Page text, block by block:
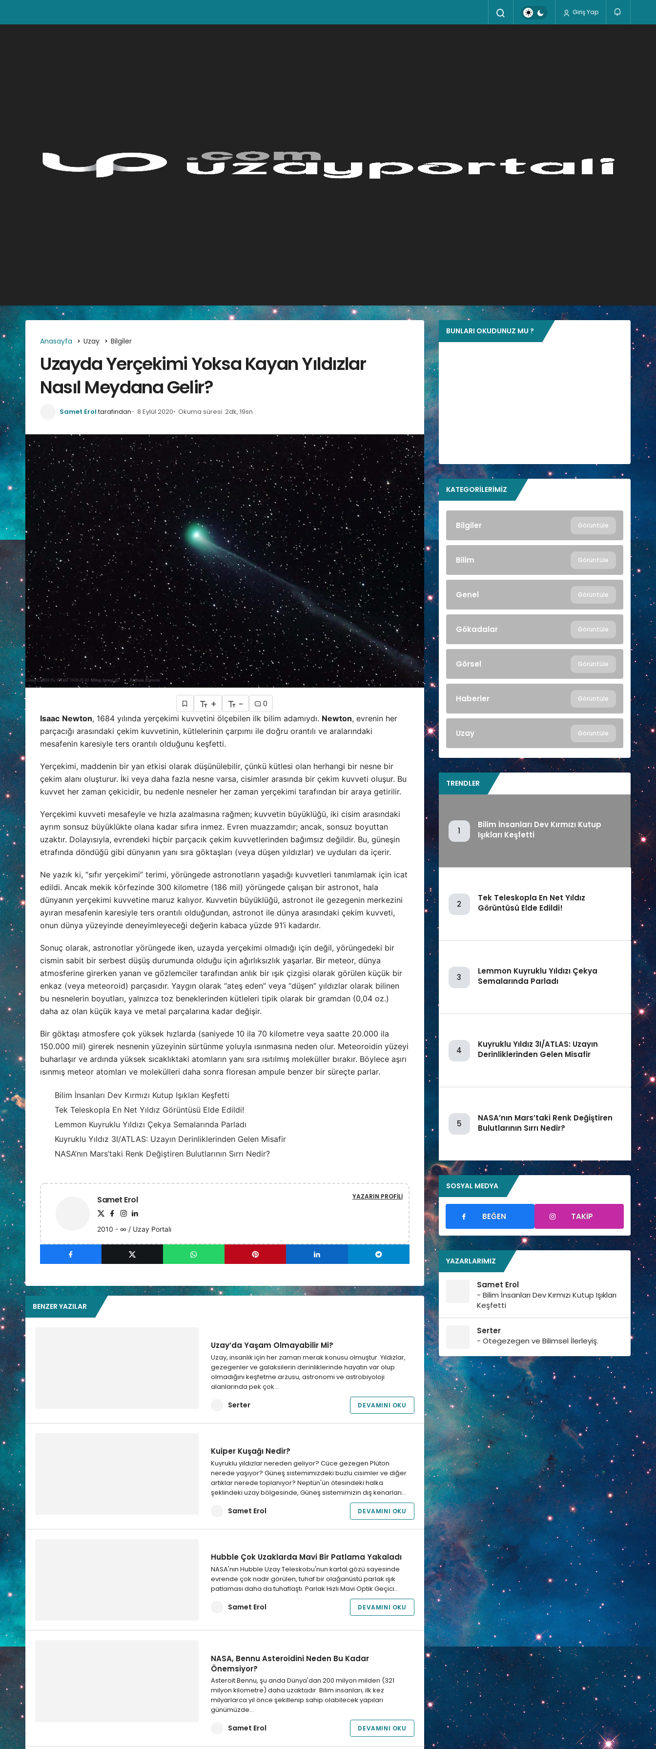
Giriş Yap
Anasayfa Uzay Bilgiler
Uzayda Yerçekimi Yoksa Kayan Yıldızlar
Nasıl Meydana Gelir?
Samet Erol tarafından 8 Eylül 2020 Okuma süresi: 2dk, 19sn
+ -
0
Isaac Newton, 1684 yılında yerçekimi kuvvetini ölçebilen ilk bilim adamıydı. Newton, evrenin her
parçacığı arasındaki çekim kuvvetinin, kütlelerinin çarpımı ile doğru orantılı ve aralarındaki
mesafenin karesiyle ters orantılı olduğunu keşfetti.
Yerçekimi, maddenin bir yan etkisi olarak düşünülebilir, çünkü kütlesi olan herhangi bir nesne bir
çekim alanı oluşturur. İki veya daha fazla nesne varsa, cisimler arasında bir çekim kuvveti oluşur. Bu
kuvvet her zaman çekicidir, bu nedenle nesneler her zaman yerçekimi tarafından bir araya getirilir.
Yerçekimi kuvveti mesafeyle ve hızla azalmasına rağmen; kuvvetin büyüklüğü, iki cisim arasındaki
ayrım sonsuz büyüklükte olana kadar sıfıra inmez. Evren muazzamdır; ancak, sonsuz boyuttan
uzaktır. Dolayısıyla, evrendeki hiçbir parçacık çekim kuvvetlerinden bağımsız değildir. Bu, güneşin
etrafında döndüğü gibi dünyanın yanı sıra göktaşları (veya düşen yıldızlar) ve uyduları da içerir.
Ne yazık ki, “sıfır yerçekimi” terimi, yörüngede astronotların yaşadığı kuvvetleri tanımlamak için icat
edildi. Ancak mekik körfezinde 300 kilometre (186 mil) yörüngede çalışan bir astronot, hala
dünyanın yerçekimi kuvvetine maruz kalıyor. Kuvvetin büyüklüğü, astronot ile gezegenin merkezini
ayıran mesafenin karesiyle ters orantılı olduğundan, astronot ile dünya arasındaki çekim kuvveti,
onun dünya yüzeyinde deneyimleyeceği değerin kabaca yüzde 91’i kadardır.
Sonuç olarak, astronotlar yörüngede iken, uzayda yerçekimi olmadığı için değil, yörüngedeki bir
cismin sabit bir serbest düşüş durumunda olduğu için ağırlıksızlık yaşarlar. Bir meteor, dünya
atmosferine girerken yanan ve gözlemciler tarafından anlık bir ışık çizgisi olarak görülen küçük bir
enkaz (veya meteoroid) parçasıdır. Yaygın olarak “ateş eden” veya “düşen” yıldızlar olarak bilinen
bu nesnelerin boyutları, yalnızca toz beneklerinden kütleleri tipik olarak bir gramdan (0,04 oz.)
daha az olan küçük kaya ve metal parçalarına kadar değişir.
Bir göktaşı atmosfere çok yüksek hızlarda (saniyede 10 ila 70 kilometre veya saatte 20.000 ila
150.000 mil) girerek nesnenin yüzeyinin sürtünme yoluyla ısınmasına neden olur. Meteoroidin yüzeyi
buharlaşır ve ardında yüksek sıcaklıktaki atomların yanı sıra ısıtılmış moleküller bırakır. Böylece aşırı
ısınmış meteor atomları ve molekülleri daha sonra floresan ampule benzer bir süreçte parlar.
Bilim İnsanları Dev Kırmızı Kutup Işıkları Keşfetti
Tek Teleskopla En Net Yıldız Görüntüsü Elde Edildi!
Lemmon Kuyruklu Yıldızı Çekya Semalarında Parladı
Kuyruklu Yıldız 3I/ATLAS: Uzayın Derinliklerinden Gelen Misafir
NASA’nın Mars’taki Renk Değiştiren Bulutlarının Sırrı Nedir?
Samet Erol
2010 - ∞ / Uzay Portalı
YAZARIN PROFILI
BENZER YAZILAR
Uzay’da Yaşam Olmayabilir Mi?
Uzay, insanlık için her zaman merak konusu olmuştur. Yıldızlar,
gezegenler ve galaksilerin derinliklerinde hayatın var olup
olmadığını keşfetme arzusu, astronomi ve astrobiyoloji
alanlarında pek çok…
Serter DEVAMINI OKU
Kuiper Kuşağı Nedir?
Kuyruklu yıldızlar nereden geliyor? Cüce gezegen Plüton
nerede yaşıyor? Güneş sistemimizdeki buzlu cisimler ve diğer
artıklar nerede toplanıyor? Neptün'ün ötesindeki halka
şeklindeki uzay bölgesinde, Güneş sistemimizin dış kenarları…
Samet Erol DEVAMINI OKU
Hubble Çok Uzaklarda Mavi Bir Patlama Yakaladı
NASA'nın Hubble Uzay Teleskobu'nun kartal gözü sayesinde
evrende çok nadir görülen, tuhaf bir olağanüstü parlak ışık
patlaması daha da tuhaflaştı. Parlak Hızlı Mavi Optik Geçici…
Samet Erol DEVAMINI OKU
NASA, Bennu Asteroidini Neden Bu Kadar
Önemsiyor?
Asteroit Bennu, şu anda Dünya'dan 200 milyon milden (321
milyon kilometre) daha uzaktadır. Bilim insanları, ilk kez
milyarlarca yıl önce şekillenip sahip olabilecek yapıları
günümüzde…
Samet Erol DEVAMINI OKU
BUNLARI OKUDUNUZ MU ?
KATEGORILERIMIZ
Bilgiler Görüntüle
Bilim Görüntüle
Genel Görüntüle
Gökadalar Görüntüle
Görsel Görüntüle
Haberler Görüntüle
Uzay Görüntüle
TRENDLER
1
Bilim İnsanları Dev Kırmızı Kutup
Işıkları Keşfetti
2
Tek Teleskopla En Net Yıldız
Görüntüsü Elde Edildi!
3
Lemmon Kuyruklu Yıldızı Çekya
Semalarında Parladı
4
Kuyruklu Yıldız 3I/ATLAS: Uzayın
Derinliklerinden Gelen Misafir
5
NASA’nın Mars’taki Renk Değiştiren
Bulutlarının Sırrı Nedir?
SOSYAL MEDYA
BEĞEN TAKIP
YAZARLARIMIZ
Samet Erol
- Bilim İnsanları Dev Kırmızı Kutup Işıkları
Keşfetti
Serter
- Ötegezegen ve Bilimsel İlerleyiş.